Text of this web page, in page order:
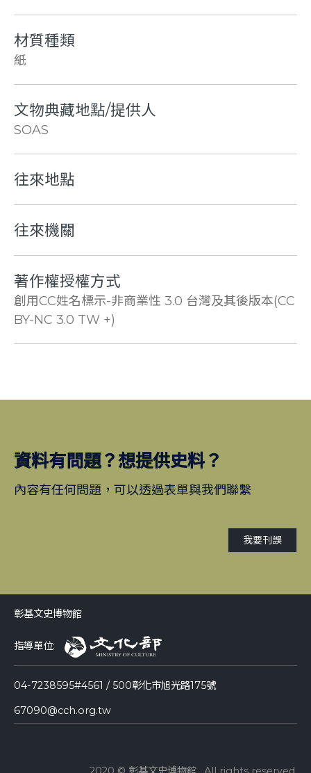
材質種類
紙
文物典藏地點/提供人
SOAS
往來地點
往來機關
著作權授權方式
創用CC姓名標示-非商業性 3.0 台灣及其後版本(CC
BY-NC 3.0 TW +)
資料有問題？想提供史料？
內容有任何問題，可以透過表單與我們聯繫
我要刊誤
彰基文史博物館
指導單位:
04-7238595#4561 / 500彰化市旭光路175號
67090@cch.org.tw